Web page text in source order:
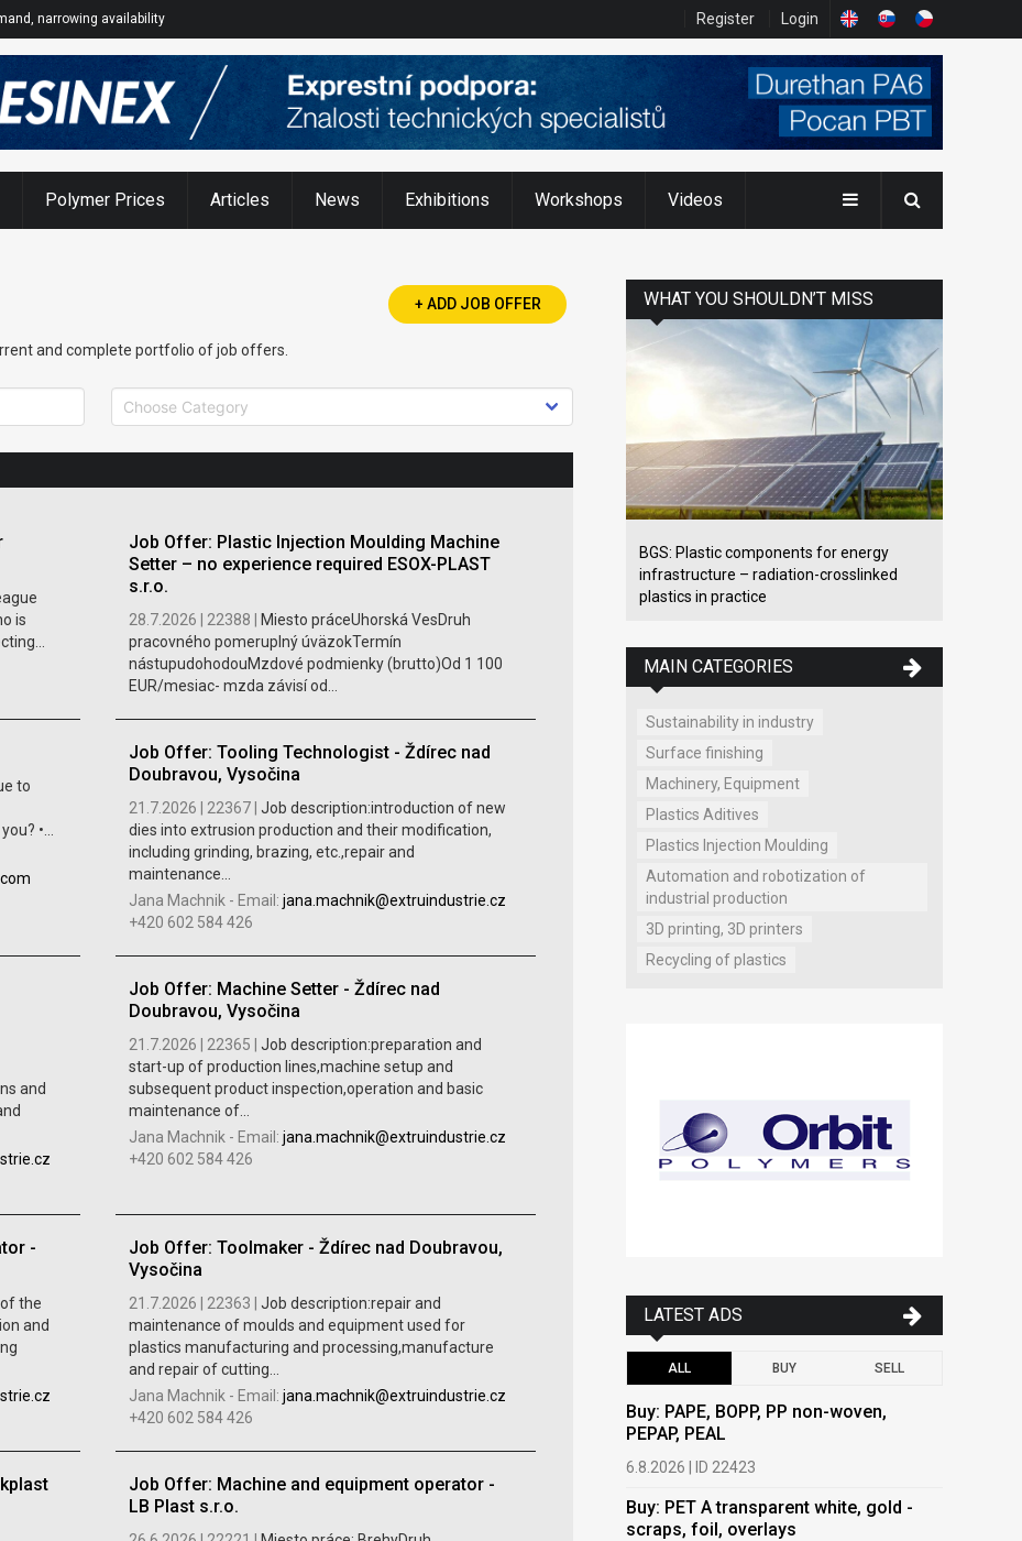
narrowing availability Register Login
Polymer Prices Articles News Exhibitions Workshops Videos
+ ADD JOB OFFER
and complete portfolio of job offers.
is
Job Offer: Plastic Injection Moulding Machine
Setter – no experience required ESOX-PLAST
s.r.o.
28.7.2026 | 22388 |
Miesto práceUhorská VesDruh
pracovného pomeruplný úväzokTermín
nástupudohodouMzdové podmienky (brutto)Od 1 100
EUR/mesiac- mzda závisí od...
to
•...
Job Offer: Tooling Technologist - Ždírec nad
Doubravou, Vysočina
21.7.2026 | 22367 | Job description:introduction of new
dies into extrusion production and their modification,
including grinding, brazing, etc.,repair and
maintenance...
Jana Machnik - Email: jana.machnik@extruindustrie.cz
+420 602 584 426
and
Job Offer: Machine Setter - Ždírec nad
Doubravou, Vysočina
21.7.2026 | 22365 | Job description:preparation and
start-up of production lines,machine setup and
subsequent product inspection,operation and basic
maintenance of...
Jana Machnik - Email: jana.machnik@extruindustrie.cz
+420 602 584 426
-
the
and
Job Offer: Toolmaker - Ždírec nad Doubravou,
Vysočina
21.7.2026 | 22363 | Job description:repair and
maintenance of moulds and equipment used for
plastics manufacturing and processing,manufacture
and repair of cutting...
Jana Machnik - Email: jana.machnik@extruindustrie.cz
+420 602 584 426
Job Offer: Machine and equipment operator -
LB Plast s.r.o.
WHAT YOU SHOULDN’T MISS
BGS: Plastic components for energy
infrastructure – radiation-crosslinked
plastics in practice
MAIN CATEGORIES
Sustainability in industry
Surface finishing
Machinery, Equipment
Plastics Aditives
Plastics Injection Moulding
Automation and robotization of
industrial production
3D printing, 3D printers
Recycling of plastics
LATEST ADS
ALL BUY SELL
Buy: PAPE, BOPP, PP non-woven,
PEPAP, PEAL
6.8.2026 | ID 22423
Buy: PET A transparent white, gold -
scraps, foil, overlays